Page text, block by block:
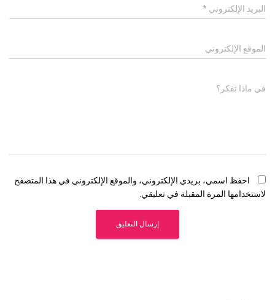
البريد الإلكتروني *
الموقع الإلكتروني
في ماذا تفكر؟
احفظ اسمي، بريدي الإلكتروني، والموقع الإلكتروني في هذا المتصفح
لاستخدامها المرة المقبلة في تعليقي.